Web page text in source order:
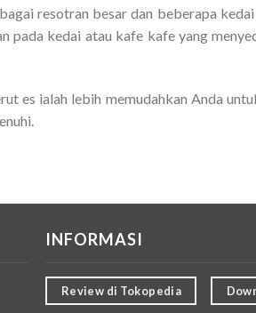
resotran besar dan beberapa
pada kedai atau kafe kafe yang
es ialah lebih memudahkan Anda
INFORMASI
Review di Tokopedia